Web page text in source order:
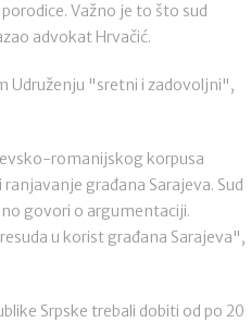
Važno je to što sud
advokat Hrvačić.
Udruženju "sretni i zadovoljni",
romanijskog korpusa
građana Sarajeva. Sud
govori o argumentaciji.
u korist građana Sarajeva",
Srpske trebali dobiti od po 20